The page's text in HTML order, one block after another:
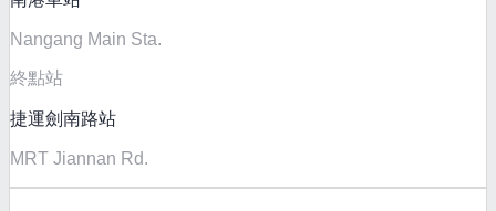
Nangang Main Sta.
終點站
捷運劍南路站
MRT Jiannan Rd.